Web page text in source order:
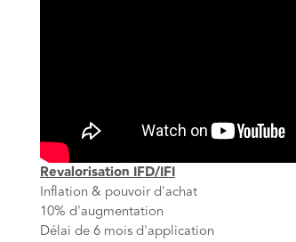
Revalorisation IFD/IFI
Inflation & pouvoir d'achat
10% d'augmentation
Délai de 6 mois d'application